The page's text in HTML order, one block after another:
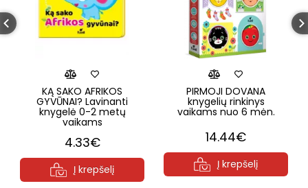
KĄ SAKO AFRIKOS
GYVŪNAI? Lavinanti
knygelė 0-2 metų
vaikams
4.33€
Į krepšelį
PIRMOJI DOVANA
knygelių rinkinys
vaikams nuo 6 mėn.
14.44€
Į krepšelį